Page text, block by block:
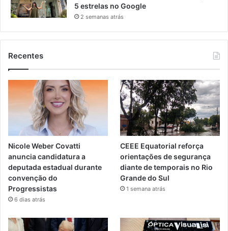
5 estrelas no Google
2 semanas atrás
Recentes
Nicole Weber Covatti
anuncia candidatura a
deputada estadual durante
convenção do
Progressistas
6 dias atrás
CEEE Equatorial reforça
orientações de segurança
diante de temporais no Rio
Grande do Sul
1 semana atrás